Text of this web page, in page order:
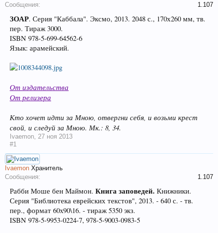
Сообщения:
1.107
ЗОАР. Серия "Каббала". Эксмо, 2013. 2048 с., 170х260 мм, тв.
пер. Тираж 3000.
ISBN 978-5-699-64562-6
Язык: арамейский.
От издательства
От релизера
Кто хочет идти за Мною, отвергни себя, и возьми крест
свой, и следуй за Мною. Мк.: 8, 34.
Ivaemon, 27 ноя 2013
#1
Ivaemon Хранитель
Сообщения:
1.107
Рабби Моше бен Маймон. Книга заповедей. Книжники.
Серия "Библиотека еврейских текстов", 2013. - 640 с. - тв.
пер., формат 60x90\16. - тираж 5350 экз.
ISBN 978-5-9953-0224-7, 978-5-9003-0983-5